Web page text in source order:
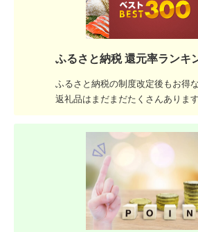
ふるさと納税 還元率ランキ
ふるさと納税の制度改定後もお得な
返礼品はまだまだたくさんあります